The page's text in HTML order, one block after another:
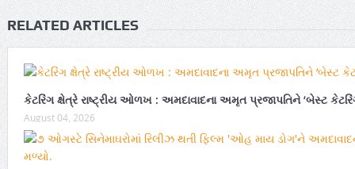
RELATED ARTICLES
કેટરિંગ ક્ષેત્રે રાષ્ટ્રીય ઓળખ : અમદાવાદના અમૃત પ્રજાપતિને ‘બેસ્ટ કેટરિંગ
August 04, 2026